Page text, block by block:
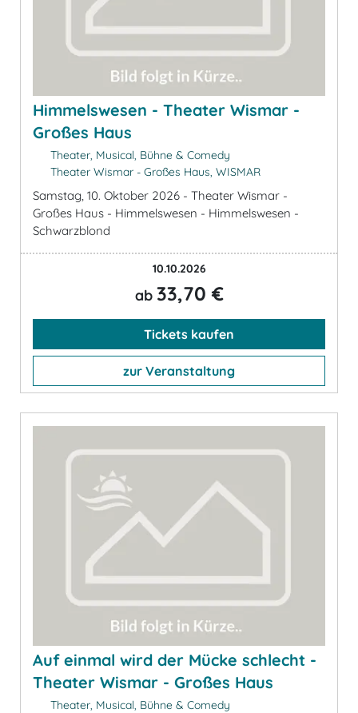
Himmelswesen - Theater Wismar -
Großes Haus
Theater, Musical, Bühne & Comedy
Theater Wismar - Großes Haus, WISMAR
Samstag, 10. Oktober 2026 - Theater Wismar -
Großes Haus - Himmelswesen - Himmelswesen -
Schwarzblond
10.10.2026
ab 33,70 €
Tickets kaufen
zur Veranstaltung
Auf einmal wird der Mücke schlecht -
Theater Wismar - Großes Haus
Theater, Musical, Bühne & Comedy